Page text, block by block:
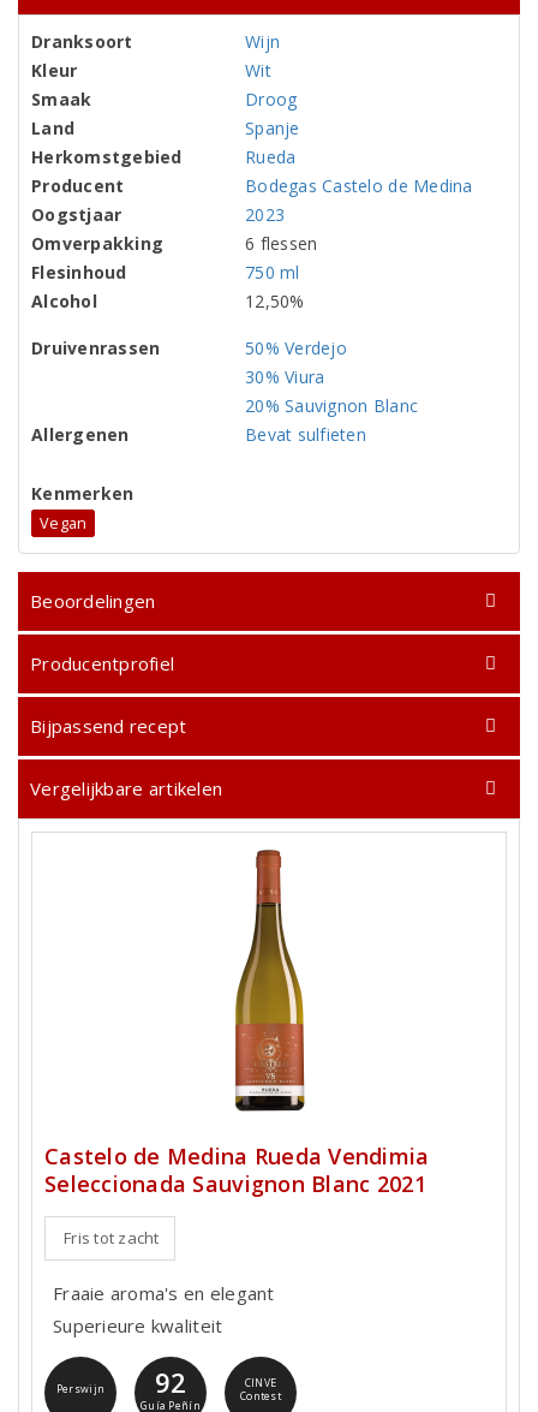
Dranksoort
Wijn
Kleur
Wit
Smaak
Droog
Land
Spanje
Herkomstgebied
Rueda
Producent
Bodegas Castelo de Medina
Oogstjaar
2023
Omverpakking
6 flessen
Flesinhoud
750 ml
Alcohol
12,50%
Druivenrassen
50% Verdejo
30% Viura
20% Sauvignon Blanc
Allergenen
Bevat sulfieten
Kenmerken
Vegan
Beoordelingen
Producentprofiel
Bijpassend recept
Vergelijkbare artikelen
Castelo de Medina Rueda Vendimia
Seleccionada Sauvignon Blanc 2021
Fris tot zacht
Fraaie aroma's en elegant
Superieure kwaliteit
Perswijn 92
Guía Peñín
CINVE
Contest